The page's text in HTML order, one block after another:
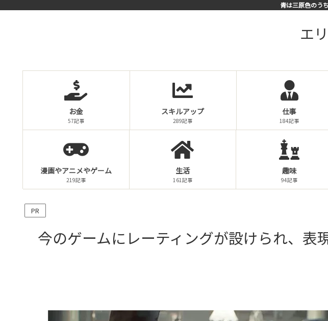
青は三原色のう
エ
お金
57記事
スキルアップ
289記事
仕事
184記事
漫画やアニメやゲーム
219記事
生活
161記事
趣味
94記事
PR
今のゲームにレーティングが設けられ、表